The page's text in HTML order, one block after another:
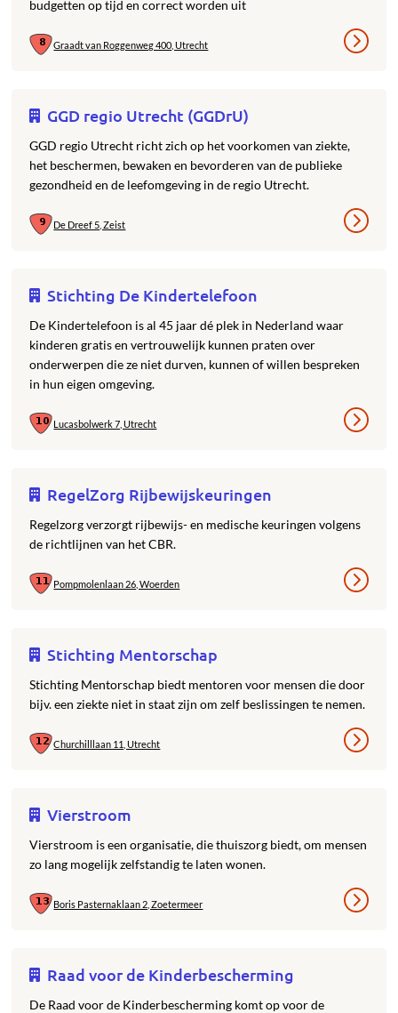
budgetten op tijd en correct worden uit
Graadt van Roggenweg 400, Utrecht
GGD regio Utrecht (GGDrU)
GGD regio Utrecht richt zich op het voorkomen van ziekte,
het beschermen, bewaken en bevorderen van de publieke
gezondheid en de leefomgeving in de regio Utrecht.
De Dreef 5, Zeist
Stichting De Kindertelefoon
De Kindertelefoon is al 45 jaar dé plek in Nederland waar
kinderen gratis en vertrouwelijk kunnen praten over
onderwerpen die ze niet durven, kunnen of willen bespreken
in hun eigen omgeving.
Lucasbolwerk 7, Utrecht
RegelZorg Rijbewijskeuringen
Regelzorg verzorgt rijbewijs- en medische keuringen volgens
de richtlijnen van het CBR.
Pompmolenlaan 26, Woerden
Stichting Mentorschap
Stichting Mentorschap biedt mentoren voor mensen die door
bijv. een ziekte niet in staat zijn om zelf beslissingen te nemen.
Churchilllaan 11, Utrecht
Vierstroom
Vierstroom is een organisatie, die thuiszorg biedt, om mensen
zo lang mogelijk zelfstandig te laten wonen.
Boris Pasternaklaan 2, Zoetermeer
Raad voor de Kinderbescherming
De Raad voor de Kinderbescherming komt op voor de